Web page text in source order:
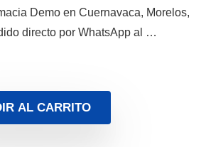
Demo en Cuernavaca, Morelos,
directo por WhatsApp al …
AL CARRITO